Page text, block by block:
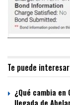
Te puede interesar
¿Qué cambia
llegada de